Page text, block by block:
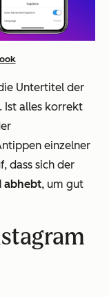
Untertitel der
. Ist alles korrekt
einzelner
dass sich der
abhebt, um gut